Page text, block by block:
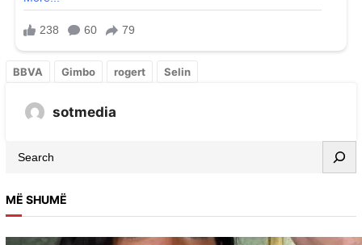
BBVA Gimbo rogert Selin
sotmedia
MË SHUMË